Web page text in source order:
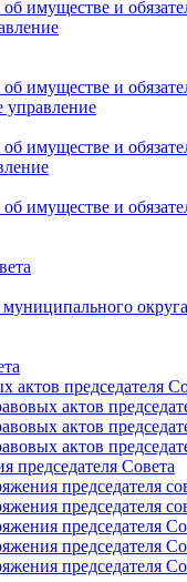
об имуществе и
об имуществе и
управление
об имуществе и
об имуществе и
округа
председателя
актов
актов
актов
председателя Cовета
председателя
председателя
председателя
председателя
председателя